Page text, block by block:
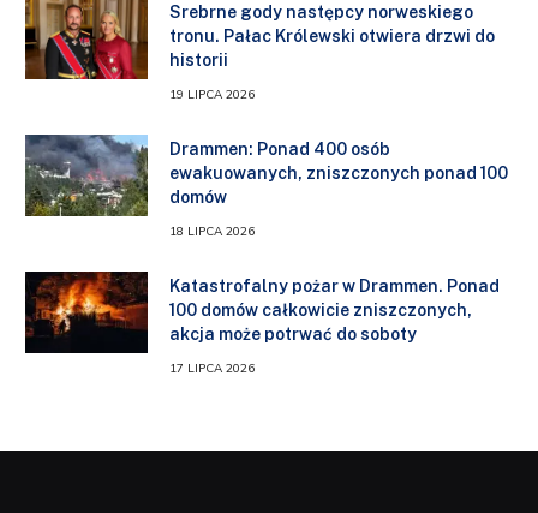
Srebrne gody następcy norweskiego
tronu. Pałac Królewski otwiera drzwi do
historii
19 LIPCA 2026
Drammen: Ponad 400 osób
ewakuowanych, zniszczonych ponad 100
domów
18 LIPCA 2026
Katastrofalny pożar w Drammen. Ponad
100 domów całkowicie zniszczonych,
akcja może potrwać do soboty
17 LIPCA 2026